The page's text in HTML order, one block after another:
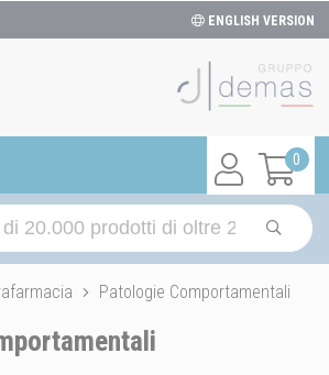
ENGLISH VERSION
0
Patologie Comportamentali